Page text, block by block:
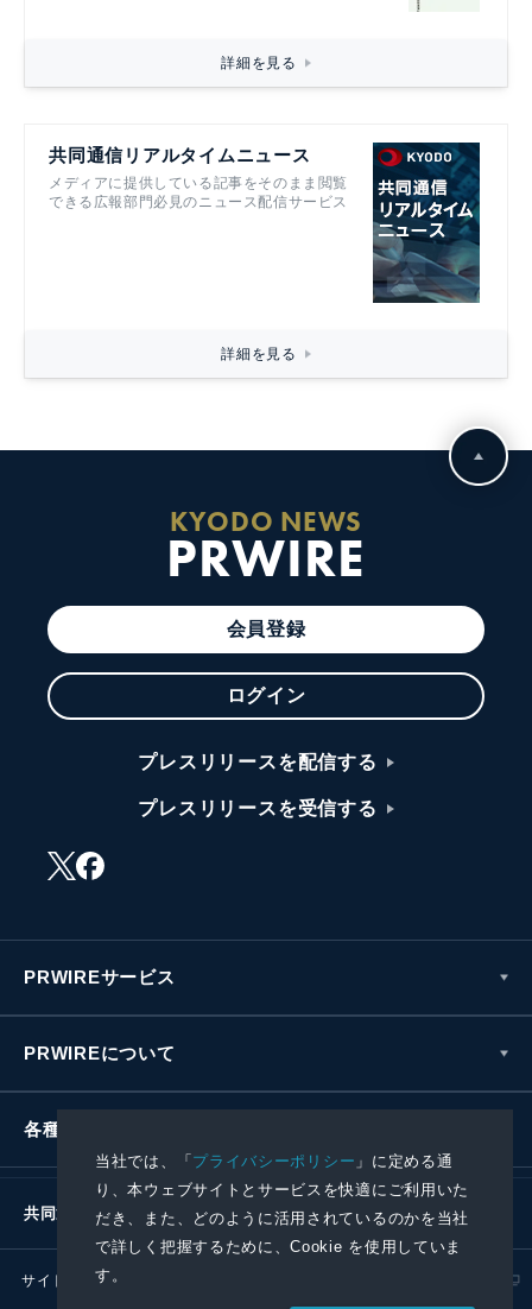
当社では、「プライバシーポリシー 」に定める通
り、本ウェブサイトとサービスを快適にご利用いた
だき、また、どのように活用されているのかを当社
で詳しく把握するために、Cookie を使用していま
す。
詳細を見る
共同通信リアルタイムニュース
メディアに提供している記事をそのまま閲覧
できる広報部門必見のニュース配信サービス
詳細を見る
KYODO NEWS
PRWIRE
会員登録
ログイン
プレスリリースを配信する
プレスリリースを受信する
PRWIREサービス
PRWIREについて
各種お問い合わせ
共同通信社グループ
サイトポリシー